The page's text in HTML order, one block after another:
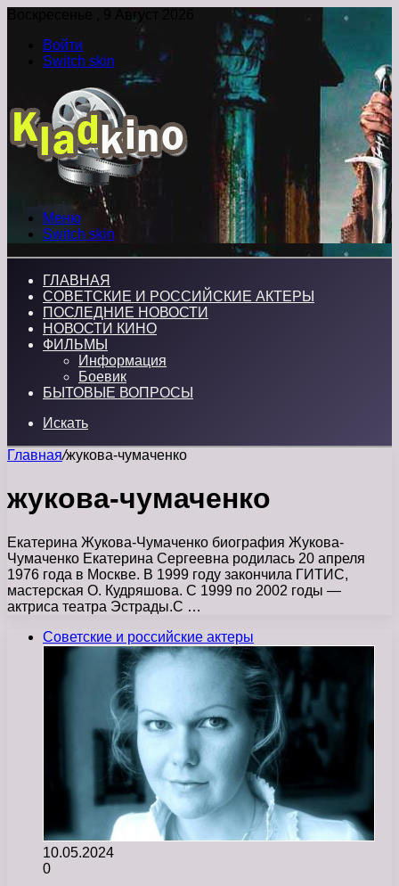
Воскресенье , 9 Август 2026
Войти
Switch skin
Меню
Switch skin
ГЛАВНАЯ
СОВЕТСКИЕ И РОССИЙСКИЕ АКТЕРЫ
ПОСЛЕДНИЕ НОВОСТИ
НОВОСТИ КИНО
ФИЛЬМЫ
Информация
Боевик
БЫТОВЫЕ ВОПРОСЫ
Искать
Главная/жукова-чумаченко
жукова-чумаченко
Екатерина Жукова-Чумаченко биография Жукова-
Чумаченко Екатерина Сергеевна родилась 20 апреля
1976 года в Москве. В 1999 году закончила ГИТИС,
мастерская О. Кудряшова. С 1999 по 2002 годы —
актриса театра Эстрады.С …
Советские и российские актеры
10.05.2024
0